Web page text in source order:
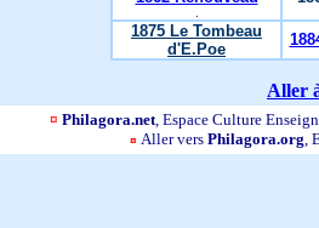
1875 Le Tombeau
d'E.Poe
Aller
¤ Philagora.net, Espace Culture
¤ Aller vers Philagora.org,